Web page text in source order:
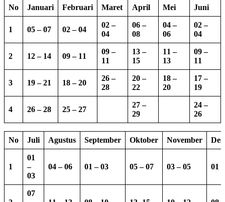
No Januari Februari Maret April Mei Juni
1 05 – 07 02 – 04
02 –
04
06 –
08
04 –
06
02 –
04
2 12 – 14 09 – 11
09 –
11
13 –
15
11 –
13
09 –
11
3 19 – 21 18 – 20
26 –
28
20 –
22
18 –
20
17 –
19
4 26 – 28 25 – 27
27 –
29
24 –
26
No Juli Agustus September Oktober November
1
01
–
03
04 – 06 01 – 03 05 – 07 03 – 05 01
07